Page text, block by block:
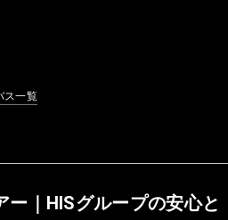
ス一覧
ー｜HISグループの安心と